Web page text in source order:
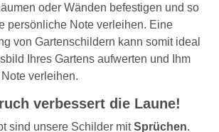
oder Wänden befestigen und so
persönliche Note verleihen. Eine
von Gartenschildern kann somit ideal
Ihres Gartens aufwerten und Ihm
verleihen.
verbessert die Laune!
sind unsere Schilder mitSprüchen.